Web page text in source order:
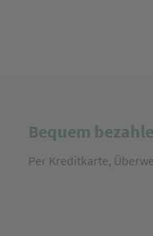
Bequem
Per Kreditkarte,